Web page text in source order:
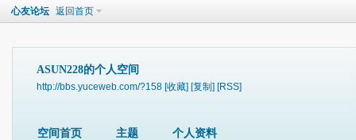
心友论坛 返回首页
ASUN228的个人空间
http://bbs.yuceweb.com/?158 [收藏] [复制] [RSS]
空间首页 主题 个人资料